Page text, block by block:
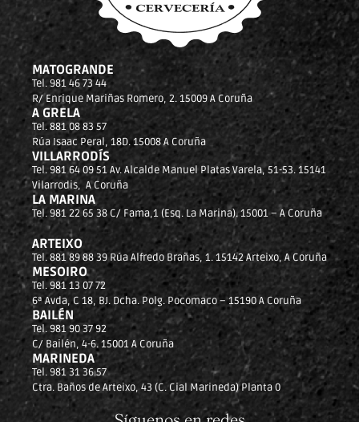
MATOGRANDE
Tel. 981 46 73 44
R/ Enrique Mariñas Romero, 2. 15009 A Coruña
A GRELA
Tel. 881 08 83 57
Rúa Isaac Peral, 18D. 15008 A Coruña
VILLARRODÍS
Tel. 981 64 09 51 Av. Alcalde Manuel Platas Varela, 51-53. 15141
Vilarrodis, A Coruña
LA MARINA
Tel. 981 22 65 38 C/ Fama,1 (Esq. La Marina). 15001 – A Coruña
ARTEIXO
Tel. 881 89 88 39 Rúa Alfredo Brañas, 1. 15142 Arteixo, A Coruña
MESOIRO
Tel. 981 13 07 72
6ª Avda, C 18, BJ. Dcha. Polg. Pocomaco – 15190 A Coruña
BAILÉN
Tel. 981 90 37 92
C/ Bailén, 4-6. 15001 A Coruña
MARINEDA
Tel. 981 31 36 57
Ctra. Baños de Arteixo, 43 (C. Cial Marineda) Planta 0